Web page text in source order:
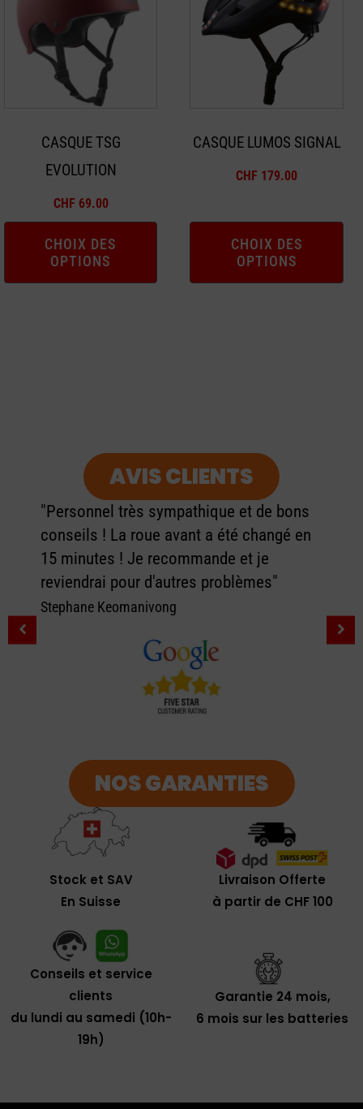
CASQUE TSG
EVOLUTION
CHF 69.00
CHOIX DES
OPTIONS
plusieurs
variations.
produit
CASQUE LUMOS SIGNAL
CHF 179.00
CHOIX DES
OPTIONS
plusieurs
être
produit
AVIS CLIENTS
"Personnel très sympathique et de bons
conseils ! La roue avant a été changé en
15 minutes ! Je recommande et je
reviendrai pour d'autres problèmes"
Stephane Keomanivong
NOS GARANTIES
Stock et SAV
En Suisse
Livraison Offerte
à partir de CHF 100
Conseils et service
clients
du lundi au samedi (10h-
19h)
Garantie 24 mois,
6 mois sur les batteries